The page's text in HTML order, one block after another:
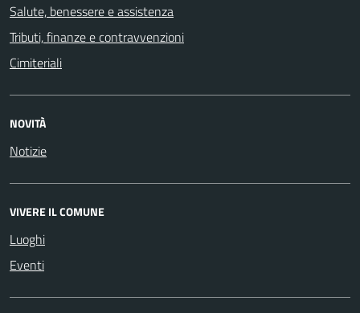
Salute, benessere e assistenza
Tributi, finanze e contravvenzioni
Cimiteriali
NOVITÀ
Notizie
VIVERE IL COMUNE
Luoghi
Eventi